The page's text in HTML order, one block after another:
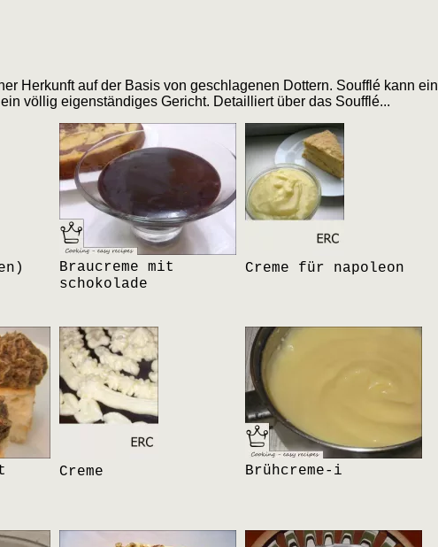
Herkunft auf der Basis von geschlagenen Dottern. Soufflé kann ein
völlig eigenständiges Gericht. Detailliert über das Soufflé...
Braucreme mit
schokolade
Creme für napoleon
Creme Brühcreme-i